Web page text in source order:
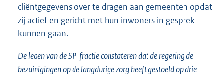
cliëntgegevens over te dragen aan gemeenten opdat
zij actief en gericht met hun inwoners in gesprek
kunnen gaan.
De leden van de SP-fractie constateren dat de regering de
bezuinigingen op de langdurige zorg heeft gestoeld op drie